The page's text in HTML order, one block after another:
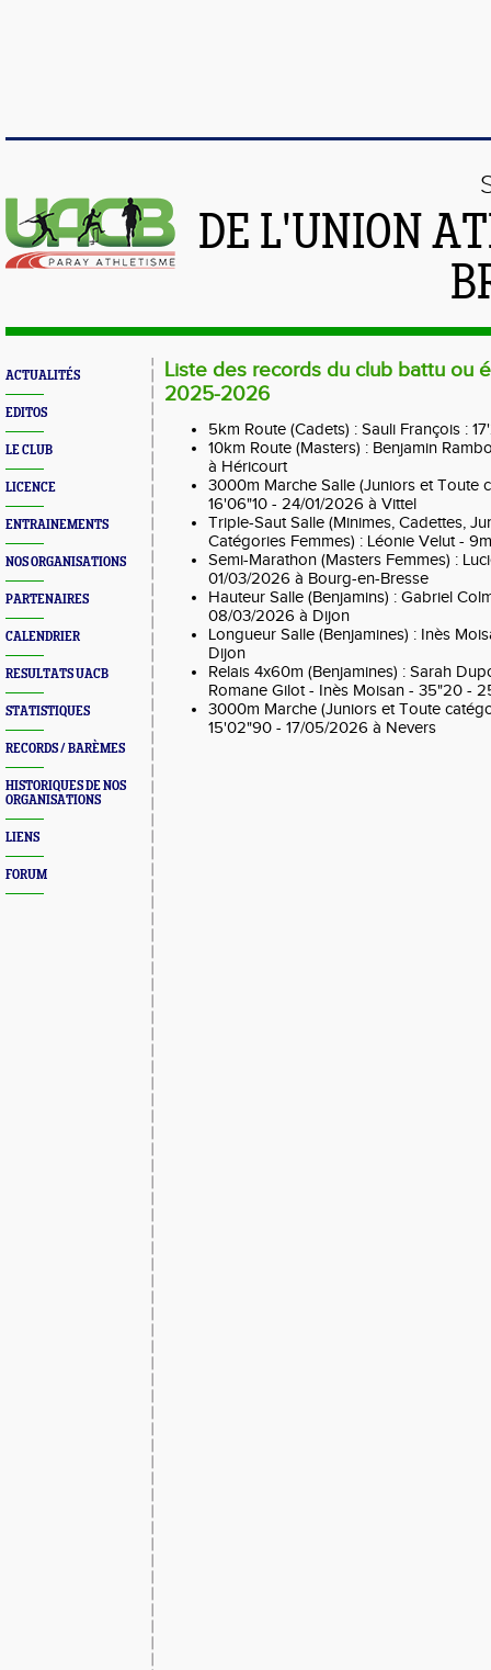
DE L'UNION
ACTUALITÉS
EDITOS
LE CLUB
LICENCE
ENTRAINEMENTS
NOS ORGANISATIONS
PARTENAIRES
CALENDRIER
RESULTATS UACB
STATISTIQUES
RECORDS / BARÈMES
HISTORIQUES DE NOS
ORGANISATIONS
LIENS
FORUM
Liste des records du club battu ou
2025-2026
5km Route (Cadets) : Sauli François :
10km Route (Masters) : Benjamin
à Héricourt
3000m Marche Salle (Juniors et Toute
16'06"10 - 24/01/2026 à Vittel
Triple-Saut Salle (Minimes, Cadettes,
Catégories Femmes) : Léonie Velut -
Semi-Marathon (Masters Femmes) :
01/03/2026 à Bourg-en-Bresse
Hauteur Salle (Benjamins) : Gabriel
08/03/2026 à Dijon
Longueur Salle (Benjamines) : Inès
Dijon
Relais 4x60m (Benjamines) : Sarah
Romane Gilot - Inès Moisan - 35"20 -
3000m Marche (Juniors et Toute
15'02"90 - 17/05/2026 à Nevers